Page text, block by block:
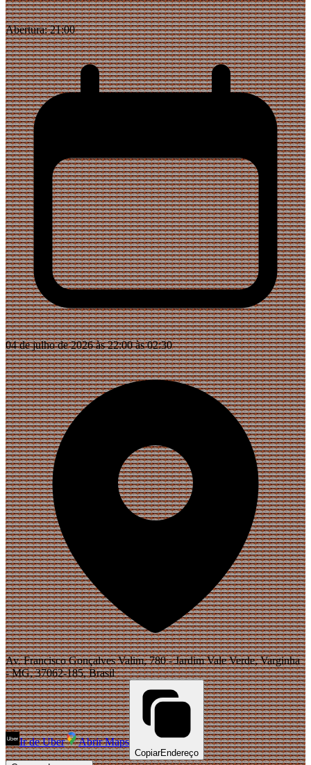
Abertura:21:00
04 de julho de 2026 às 22:00 às 02:30
Av. Francisco Gonçalves Valim, 780 - Jardim Vale Verde, Varginha
- MG, 37062-185, Brasil
Ir de Uber Abrir Maps
CopiarEndereço